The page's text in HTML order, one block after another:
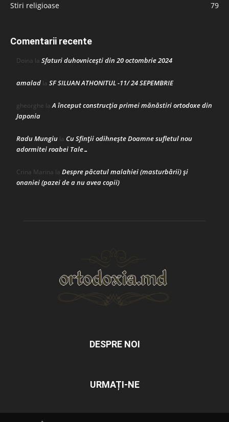
Stiri religioase
79
Comentarii recente
Doina la Sfaturi duhovnicești din 20 octombrie 2024
amalad la SF SILUAN ATHONITUL -11/ 24 SEPEMBRIE
gheorghe laA început construcţia primei mănăstiri ortodoxe din
Japonia
Radu Mungiu la Cu Sfinții odihnește Doamne sufletul nou
adormitei roabei Tale…
Crina Marina la Despre păcatul malahiei (masturbării) şi
onaniei (pazei de a nu avea copii)
DESPRE NOI
URMAȚI-NE